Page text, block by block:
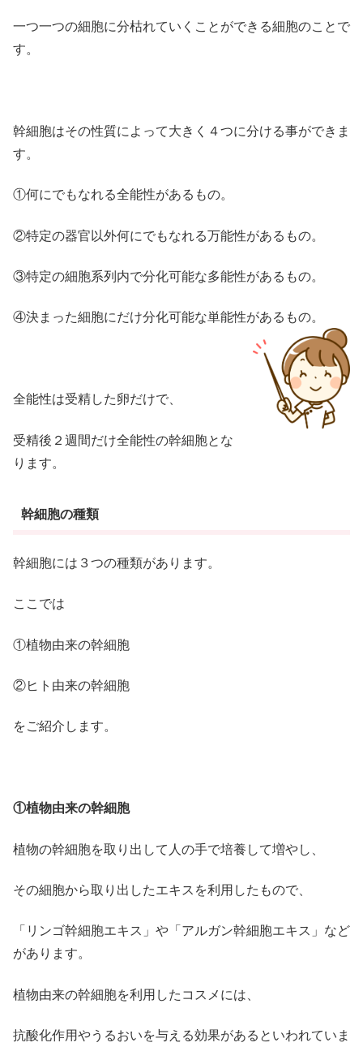
一つ一つの細胞に分枯れていくことができる細胞のことで
す。
幹細胞はその性質によって大きく４つに分ける事ができま
す。
①何にでもなれる全能性があるもの。
②特定の器官以外何にでもなれる万能性があるもの。
③特定の細胞系列内で分化可能な多能性があるもの。
④決まった細胞にだけ分化可能な単能性があるもの。
全能性は受精した卵だけで、
受精後２週間だけ全能性の幹細胞とな
ります。
幹細胞の種類
幹細胞には３つの種類があります。
ここでは
①植物由来の幹細胞
②ヒト由来の幹細胞
をご紹介します。
①植物由来の幹細胞
植物の幹細胞を取り出して人の手で培養して増やし、
その細胞から取り出したエキスを利用したもので、
「リンゴ幹細胞エキス」や「アルガン幹細胞エキス」など
があります。
植物由来の幹細胞を利用したコスメには、
抗酸化作用やうるおいを与える効果があるといわれていま